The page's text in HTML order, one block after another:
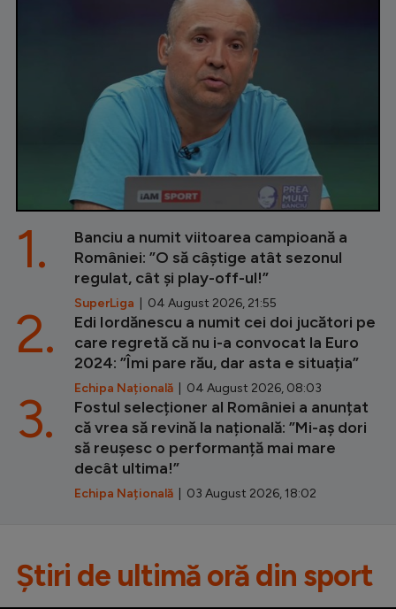
Banciu a numit viitoarea campioană a
României: ”O să câștige atât sezonul
regulat, cât și play-off-ul!”
SuperLiga | 04 August 2026, 21:55
1.
Edi Iordănescu a numit cei doi jucători pe
care regretă că nu i-a convocat la Euro
2024: ”Îmi pare rău, dar asta e situația”
Echipa Națională | 04 August 2026, 08:03
2.
Fostul selecționer al României a anunțat
că vrea să revină la națională: ”Mi-aș dori
să reușesc o performanță mai mare
decât ultima!”
Echipa Națională | 03 August 2026, 18:02
3.
Știri de ultimă oră din sport